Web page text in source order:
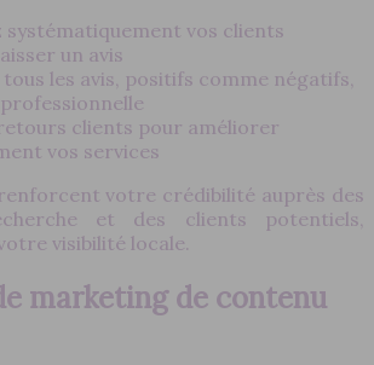
systématiquement vos clients
un avis
tous les avis, positifs comme négatifs,
clients pour améliorer
vos services
votre crédibilité auprès des
et des clients potentiels,
visibilité locale.
marketing de contenu